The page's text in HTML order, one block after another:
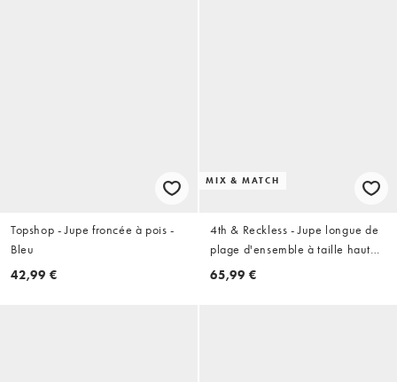
Topshop - Jupe froncée à pois -
Bleu
42,99 €
MIX & MATCH
4th & Reckless - Jupe longue de
plage d'ensemble à taille haute
en coton mélangé crocheté à
65,99 €